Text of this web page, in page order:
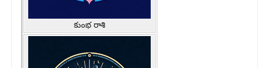
కుంభ రాశి